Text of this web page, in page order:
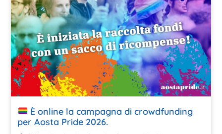
È online la campagna di crowdfunding
per Aosta Pride 2026.